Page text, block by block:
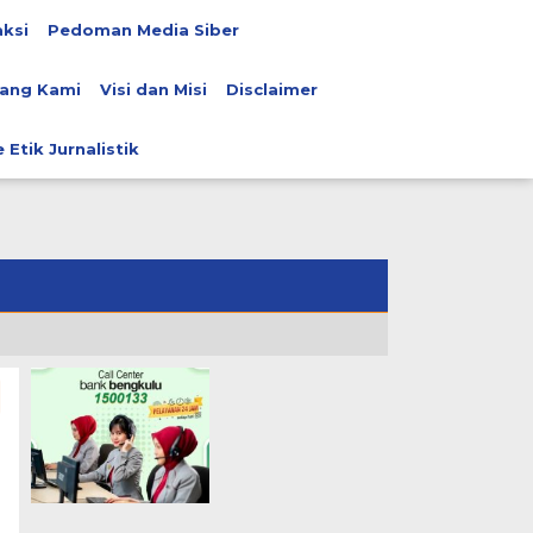
Pedoman Media Siber
Kami Visi dan Misi Disclaimer
Etik Jurnalistik